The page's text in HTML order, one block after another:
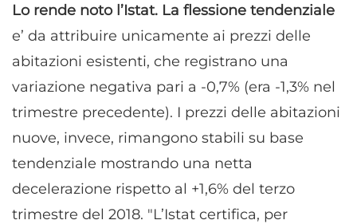
Lo rende noto l’Istat. La flessione tendenziale
e’ da attribuire unicamente ai prezzi delle
abitazioni esistenti, che registrano una
variazione negativa pari a -0,7% (era -1,3% nel
trimestre precedente). I prezzi delle abitazioni
nuove, invece, rimangono stabili su base
tendenziale mostrando una netta
decelerazione rispetto al +1,6% del terzo
trimestre del 2018. "L’Istat certifica, per